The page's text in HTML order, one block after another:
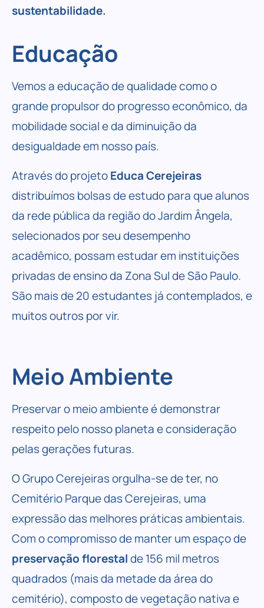
sustentabilidade.
Educação
Vemos a educação de qualidade como o
grande propulsor do progresso econômico, da
mobilidade social e da diminuição da
desigualdade em nosso país.
Através do projetoEduca Cerejeiras
distribuímos bolsas de estudo para que alunos
da rede pública da região do Jardim Ângela,
selecionados por seu desempenho
acadêmico, possam estudar em instituições
privadas de ensino da Zona Sul de São Paulo.
São mais de 20 estudantes já contemplados, e
muitos outros por vir.
Meio Ambiente
Preservar omeio ambienteé demonstrar
respeito pelo nosso planeta e consideração
pelas gerações futuras.
O Grupo Cerejeiras orgulha-se de ter, no
Cemitério Parque das Cerejeiras, uma
expressão das melhores práticas ambientais.
Com o compromisso de manter um espaço de
preservação florestalde 156 mil metros
quadrados (mais da metade da área do
cemitério), composto de vegetação nativa e